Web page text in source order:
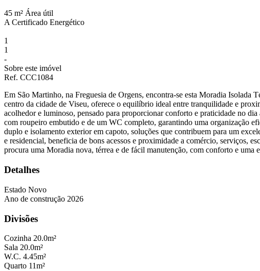
45 m² Área útil
ACertificado Energético
1
1
-
Sobre este imóvel
Ref. CCC1084
Em São Martinho, na Freguesia de Orgens, encontra-se esta Moradia Isolada
centro da cidade de Viseu, oferece o equilíbrio ideal entre tranquilidade e
acolhedor e luminoso, pensado para proporcionar conforto e praticidade no
com roupeiro embutido e de um WC completo, garantindo uma organização
duplo e isolamento exterior em capoto, soluções que contribuem para um
e residencial, beneficia de bons acessos e proximidade a comércio, serviços,
procura uma Moradia nova, térrea e de fácil manutenção, com conforto e uma
Detalhes
Estado Novo
Ano de construção 2026
Divisões
Cozinha 20.0m²
Sala 20.0m²
W.C. 4.45m²
Quarto 11m²